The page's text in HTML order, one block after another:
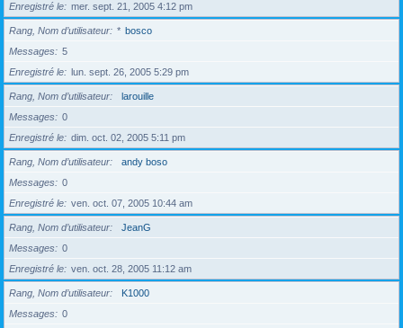
Enregistré le
mer. sept. 21, 2005 4:12 pm
Rang, Nom d’utilisateur * bosco
Messages
5
Enregistré le
lun. sept. 26, 2005 5:29 pm
Rang, Nom d’utilisateur
larouille
Messages
0
Enregistré le
dim. oct. 02, 2005 5:11 pm
Rang, Nom d’utilisateur
andy boso
Messages
0
Enregistré le
ven. oct. 07, 2005 10:44 am
Rang, Nom d’utilisateur
JeanG
Messages
0
Enregistré le
ven. oct. 28, 2005 11:12 am
Rang, Nom d’utilisateur
K1000
Messages
0